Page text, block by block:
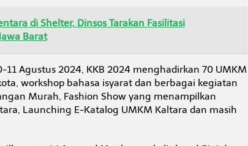
di Shelter, Dinsos Tarakan Fasilitasi
Barat
Agustus 2024, KKB 2024 menghadirkan 70 UMKM
workshop bahasa isyarat dan berbagai kegiatan
Murah, Fashion Show yang menampilkan
Launching E-Katalog UMKM Kaltara dan masih